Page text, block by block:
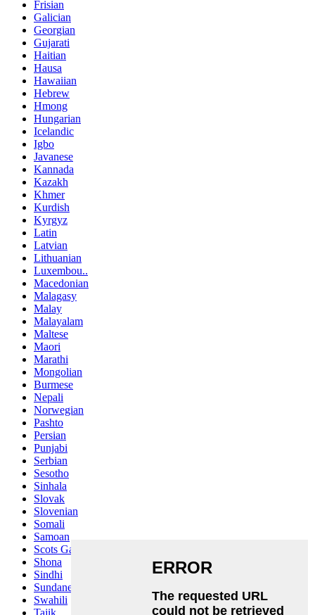
Frisian
Galician
Georgian
Gujarati
Haitian
Hausa
Hawaiian
Hebrew
Hmong
Hungarian
Icelandic
Igbo
Javanese
Kannada
Kazakh
Khmer
Kurdish
Kyrgyz
Latin
Latvian
Lithuanian
Luxembou..
Macedonian
Malagasy
Malay
Malayalam
Maltese
Maori
Marathi
Mongolian
Burmese
Nepali
Norwegian
Pashto
Persian
Punjabi
Serbian
Sesotho
Sinhala
Slovak
Slovenian
Somali
Samoan
Scots Gaelic
Shona
Sindhi
Sundanese
Swahili
Tajik